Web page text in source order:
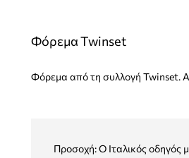
Φόρεμα Twinset
Φόρεμα από τη συλλογή Twinset.
Προσοχή: Ο Ιταλικός οδηγός